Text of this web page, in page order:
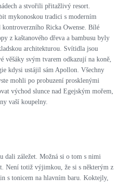
a stvořili přitažlivý resort.
mykonoskou tradici s moderním
Ricka Owense. Bílé
z kaštanového dřeva a bambusu byly
architekturou. Svítidla jsou
věšáky svým tvarem odkazují na koně,
kdysi ustájil sám Apollon. Všechny
mohli po probuzení prosklenými
východ slunce nad Egejským mořem,
vaší koupelny.
dali záležet. Možná si o tom s nimi
Není totiž výjimkou, že si s některým z
s tonicem na hlavním baru. Koktejly,